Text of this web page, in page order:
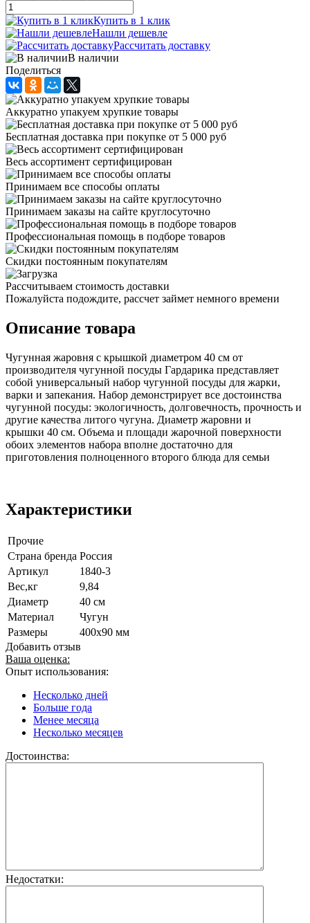
Купить в 1 клик
Нашли дешевле
Рассчитать доставку
В наличии
Поделиться
Аккуратно упакуем хрупкие товары
Бесплатная доставка при покупке от 5 000 руб
Весь ассортимент сертифицирован
Принимаем все способы оплаты
Принимаем заказы на сайте круглосуточно
Профессиональная помощь в подборе товаров
Скидки постоянным покупателям
Рассчитываем стоимость доставки
Пожалуйста подождите, рассчет займет немного времени
Описание товара
Чугунная жаровня с крышкой диаметром 40 см от
производителя чугунной посуды Гардарика представляет
собой универсальный набор чугунной посуды для жарки,
варки и запекания. Набор демонстрирует все достоинства
чугунной посуды: экологичность, долговечность, прочность и
другие качества литого чугуна. Диаметр жаровни и
крышки 40 см. Объема и площади жарочной поверхности
обоих элементов набора вполне достаточно для
приготовления полноценного второго блюда для семьи
Характеристики
Прочие
Страна бренда Россия
Артикул
1840-3
Вес,кг
9,84
Диаметр
40 см
Материал
Чугун
Размеры
400х90 мм
Добавить отзыв
Ваша оценка:
Опыт использования:
Несколько дней
Больше года
Менее месяца
Несколько месяцев
Достоинства:
Недостатки: